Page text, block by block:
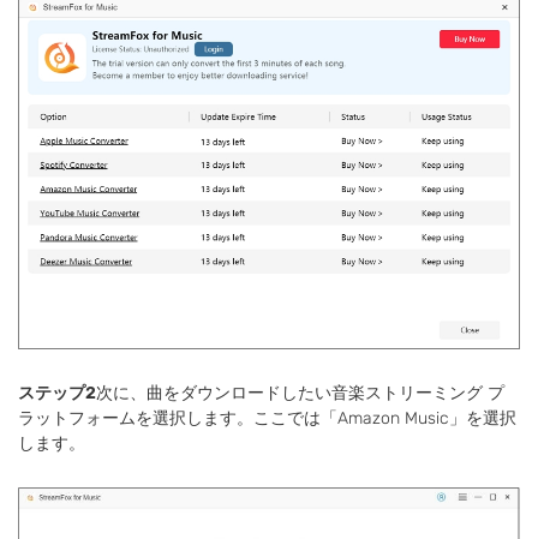
ステップ2次に、曲をダウンロードしたい音楽ストリーミング プ
ラットフォームを選択します。ここでは「Amazon Music」を選択
します。